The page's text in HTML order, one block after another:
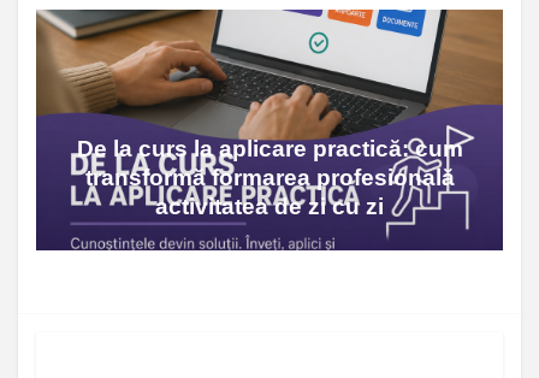
De la curs la aplicare practică: cum
transformă formarea profesională
activitatea de zi cu zi